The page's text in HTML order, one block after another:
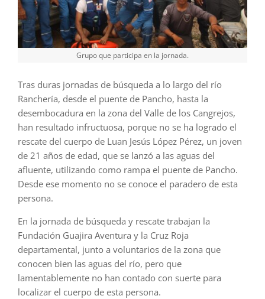
Grupo que participa en la jornada.
Tras duras jornadas de búsqueda a lo largo del río
Ranchería, desde el puente de Pancho, hasta la
desembocadura en la zona del Valle de los Cangrejos,
han resultado infructuosa, porque no se ha logrado el
rescate del cuerpo de Luan Jesús López Pérez, un joven
de 21 años de edad, que se lanzó a las aguas del
afluente, utilizando como rampa el puente de Pancho.
Desde ese momento no se conoce el paradero de esta
persona.
En la jornada de búsqueda y rescate trabajan la
Fundación Guajira Aventura y la Cruz Roja
departamental, junto a voluntarios de la zona que
conocen bien las aguas del río, pero que
lamentablemente no han contado con suerte para
localizar el cuerpo de esta persona.